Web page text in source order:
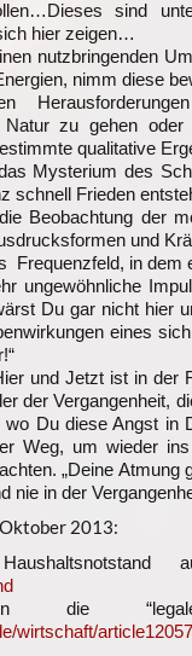
sind
hier zeigen…
nutzbringenden
nimm diese
Natur zu gehen
qualitative
Mysterium des
schnell Frieden
Beobachtung der
und
Frequenzfeld, in
ungewöhnliche
Du gar nicht hier
eines
und Jetzt ist in der
der Vergangenheit,
wo Du diese Angst
Weg, um wieder
„Deine
nie in der
2013:
die
wirtschaft/